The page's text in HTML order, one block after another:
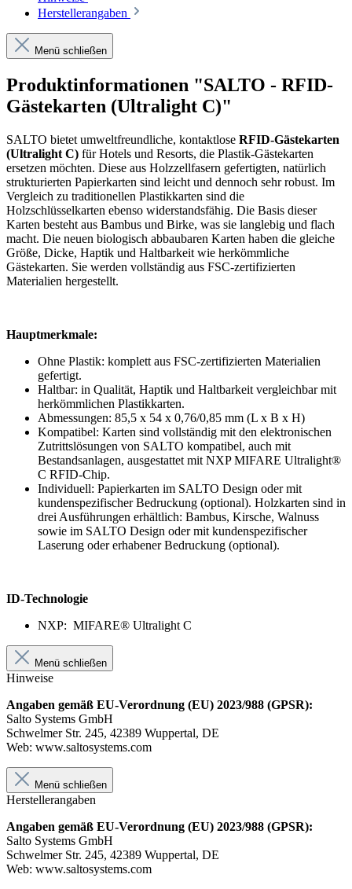
Herstellerangaben
Menü schließen
Produktinformationen "SALTO - RFID-
Gästekarten (Ultralight C)"
SALTO bietet umweltfreundliche, kontaktlose RFID-Gästekarten
(Ultralight C) für Hotels und Resorts, die Plastik-Gästekarten
ersetzen möchten. Diese aus Holzzellfasern gefertigten, natürlich
strukturierten Papierkarten sind leicht und dennoch sehr robust. Im
Vergleich zu traditionellen Plastikkarten sind die
Holzschlüsselkarten ebenso widerstandsfähig. Die Basis dieser
Karten besteht aus Bambus und Birke, was sie langlebig und flach
macht. Die neuen biologisch abbaubaren Karten haben die gleiche
Größe, Dicke, Haptik und Haltbarkeit wie herkömmliche
Gästekarten. Sie werden vollständig aus FSC-zertifizierten
Materialien hergestellt.
Hauptmerkmale:
Ohne Plastik: komplett aus FSC-zertifizierten Materialien
gefertigt.
Haltbar: in Qualität, Haptik und Haltbarkeit vergleichbar mit
herkömmlichen Plastikkarten.
Abmessungen: 85,5 x 54 x 0,76/0,85 mm (L x B x H)
Kompatibel: Karten sind vollständig mit den elektronischen
Zutrittslösungen von SALTO kompatibel, auch mit
Bestandsanlagen, ausgestattet mit NXP MIFARE Ultralight®
C RFID-Chip.
Individuell: Papierkarten im SALTO Design oder mit
kundenspezifischer Bedruckung (optional). Holzkarten sind in
drei Ausführungen erhältlich: Bambus, Kirsche, Walnuss
sowie im SALTO Design oder mit kundenspezifischer
Laserung oder erhabener Bedruckung (optional).
ID-Technologie
NXP: MIFARE® Ultralight C
Menü schließen
Hinweise
Angaben gemäß EU-Verordnung (EU) 2023/988 (GPSR):
Salto Systems GmbH
Schwelmer Str. 245, 42389 Wuppertal, DE
Web: www.saltosystems.com
Menü schließen
Herstellerangaben
Angaben gemäß EU-Verordnung (EU) 2023/988 (GPSR):
Salto Systems GmbH
Schwelmer Str. 245, 42389 Wuppertal, DE
Web: www.saltosystems.com